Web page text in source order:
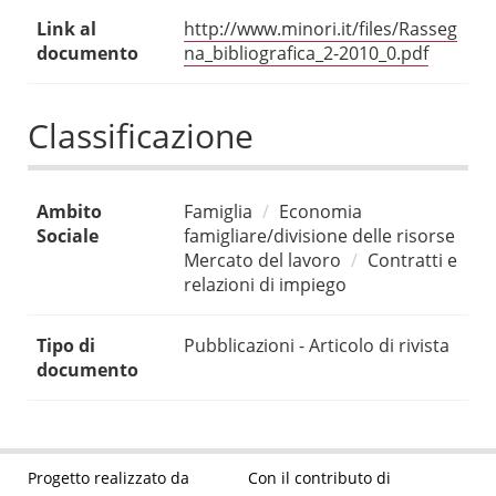
Link al
documento
http://www.minori.it/files/Rasseg
na_bibliografica_2-2010_0.pdf
Classificazione
Ambito
Sociale
Famiglia
Economia
famigliare/divisione delle risorse
Mercato del lavoro
Contratti e
relazioni di impiego
Tipo di
documento
Pubblicazioni - Articolo di rivista
Progetto realizzato da Con il contributo di